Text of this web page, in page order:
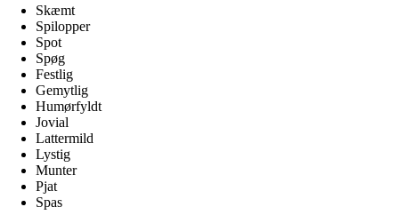
Skæmt
Spilopper
Spot
Spøg
Festlig
Gemytlig
Humørfyldt
Jovial
Lattermild
Lystig
Munter
Pjat
Spas